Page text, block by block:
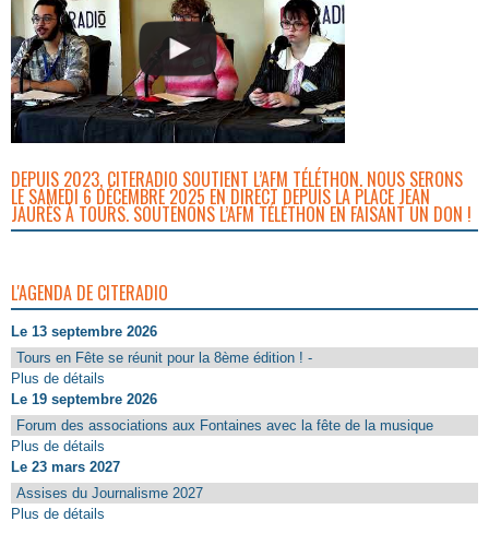
DEPUIS 2023, CITERADIO SOUTIENT L’AFM TÉLÉTHON. NOUS SERONS
LE SAMEDI 6 DÉCEMBRE 2025 EN DIRECT DEPUIS LA PLACE JEAN
JAURÈS À TOURS. SOUTENONS L’AFM TÉLÉTHON EN FAISANT UN DON !
L'AGENDA DE CITERADIO
Le 13 septembre 2026
Tours en Fête se réunit pour la 8ème édition ! -
Plus de détails
Le 19 septembre 2026
Forum des associations aux Fontaines avec la fête de la musique
Plus de détails
Le 23 mars 2027
Assises du Journalisme 2027
Plus de détails